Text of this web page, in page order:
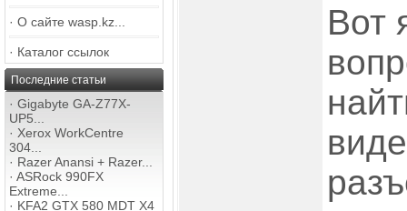
· О сайте wasp.kz...
· Каталог ссылок
Последние статьи
· Gigabyte GA-Z77X-
UP5...
· Xerox WorkCentre
304...
· Razer Anansi + Razer...
· ASRock 990FX
Extreme...
· KFA2 GTX 580 MDT X4
Вот